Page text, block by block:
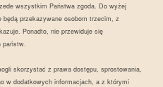
wszystkim Państwa zgoda. Do wyżej
przekazywane osobom trzecim, z
Ponadto, nie przewiduje się
państw.
skorzystać z prawa dostępu, sprostowania,
w dodatkowych informacjach, a z którymi